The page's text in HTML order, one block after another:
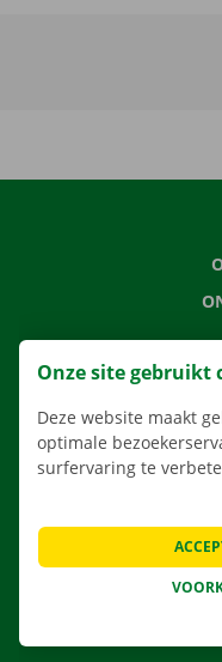
Onze site gebruikt
Deze website maakt
optimale
surfervaring te